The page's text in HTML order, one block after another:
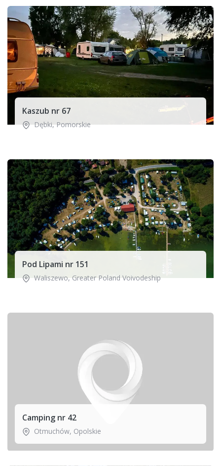
Kaszub nr 67
Dębki,Pomorskie
Pod Lipami nr 151
Waliszewo, Greater Poland Voivodeship
Camping nr 42
Otmuchów, Opolskie